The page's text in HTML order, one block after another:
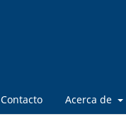
Contacto Acerca de